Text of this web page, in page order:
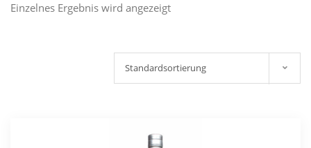
Einzelnes Ergebnis wird angezeigt
Standardsortierung